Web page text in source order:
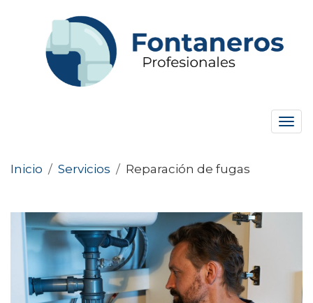
Inicio / Servicios / Reparación de fugas